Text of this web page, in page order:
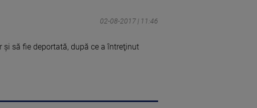
02-08-2017 | 11:46
să fie deportată, după ce a întreţinut